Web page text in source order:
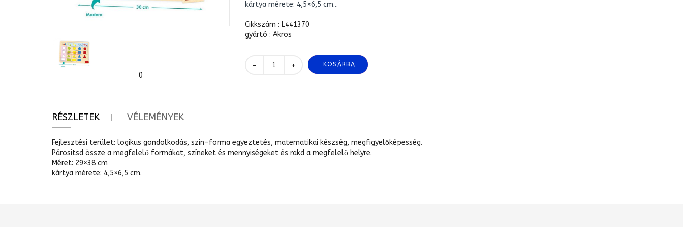
0
kártya mérete: 4,5×6,5 cm...
Cikkszám : L441370
gyártó : Akros
+
- KOSÁRBA
RÉSZLETEK VÉLEMÉNYEK
Fejlesztési terület: logikus gondolkodás, szín-forma egyeztetés, matematikai készség, megfigyelőképesség.
Párosítsd össze a megfelelő formákat, színeket és mennyiségeket és rakd a megfelelő helyre.
Méret: 29×38 cm
kártya mérete: 4,5×6,5 cm.